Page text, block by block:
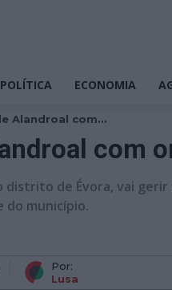
POLÍTICA ECONOMIA
Alandroal com...
com
distrito de Évora, vai
município.
Por:
Lusa